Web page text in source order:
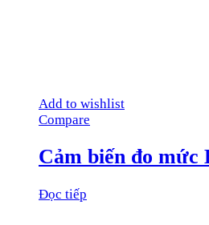
Add to wishlist
Compare
Cảm biến đo
Đọc tiếp